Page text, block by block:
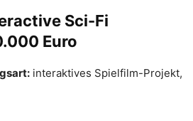
Sci-Fi
Euro
interaktives Spielfilm-Projekt,